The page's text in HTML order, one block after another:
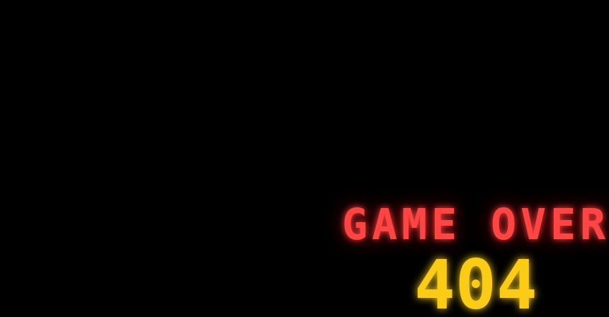
GAME OVER
404